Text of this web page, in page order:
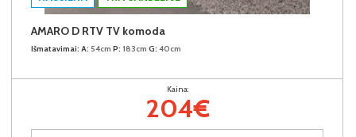
AMARO D RTV TV komoda
Išmatavimai: A: 54cm P: 183cm G: 40cm
Kaina:
204€